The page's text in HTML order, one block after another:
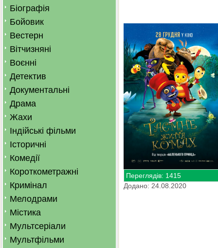
Біографія
Бойовик
Вестерн
Вітчизняні
Воєнні
Детектив
Документальні
Драма
Жахи
Індійські фільми
Історичні
Комедії
Короткометражні
Кримінал
Мелодрами
Містика
Мультсеріали
Мультфільми
Переглядів: 1415
Додано: 24.08.2020